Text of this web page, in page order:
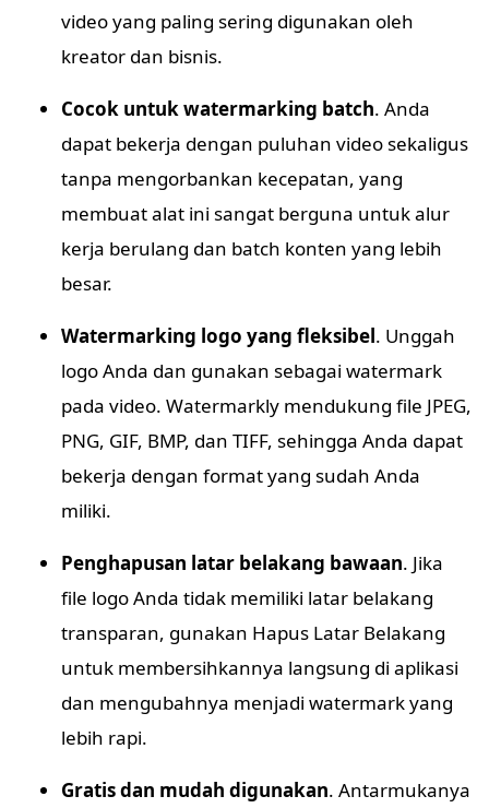
video yang paling sering digunakan oleh
kreator dan bisnis.
Cocok untuk watermarking batch. Anda
dapat bekerja dengan puluhan video sekaligus
tanpa mengorbankan kecepatan, yang
membuat alat ini sangat berguna untuk alur
kerja berulang dan batch konten yang lebih
besar.
Watermarking logo yang fleksibel. Unggah
logo Anda dan gunakan sebagai watermark
pada video. Watermarkly mendukung file JPEG,
PNG, GIF, BMP, dan TIFF, sehingga Anda dapat
bekerja dengan format yang sudah Anda
miliki.
Penghapusan latar belakang bawaan. Jika
file logo Anda tidak memiliki latar belakang
transparan, gunakan Hapus Latar Belakang
untuk membersihkannya langsung di aplikasi
dan mengubahnya menjadi watermark yang
lebih rapi.
Gratis dan mudah digunakan. Antarmukanya